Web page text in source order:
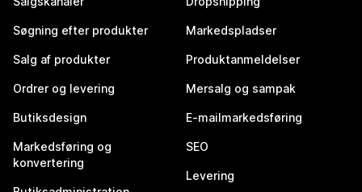
Søgning efter produkter
Salg af produkter
Ordrer og levering
Butiksdesign
Markedsføring og
konvertering
Markedspladser
Produktanmeldelser
Mersalg og sampak
E-mailmarkedsføring
SEO
Levering